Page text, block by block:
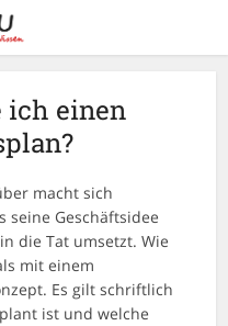
ich einen
macht sich
seine Geschäftsidee
die Tat umsetzt. Wie
mit einem
Es gilt schriftlich
ist und welche